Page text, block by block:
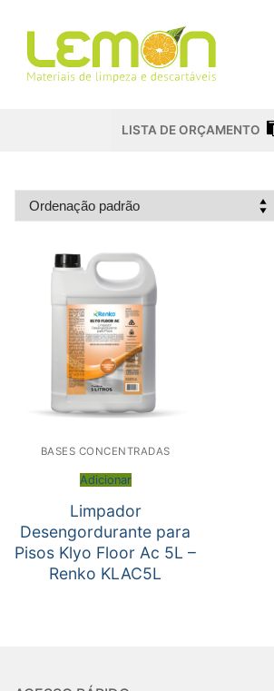
para
conteúdo
Pesquisar por:
LISTA DE ORÇAMENTO
BASES CONCENTRADAS
Adicionar
Limpador
Desengordurante para
Pisos Klyo Floor Ac 5L –
Renko KLAC5L